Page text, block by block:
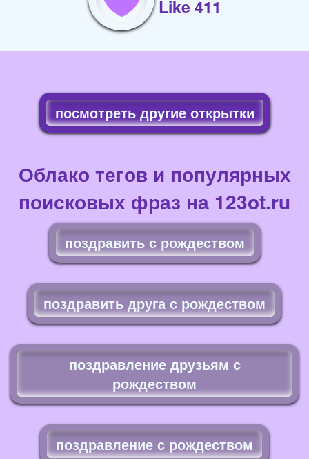
Like 411
посмотреть другие открытки
Облако тегов и популярных
поисковых фраз на 123ot.ru
поздравить с рождеством
поздравить друга с рождеством
поздравление друзьям с
рождеством
поздравление с рождеством